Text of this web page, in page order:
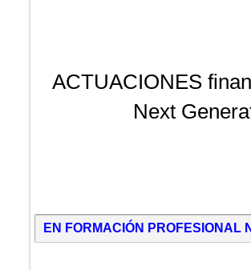
ACTUACIONES
Next
EN FORMACIÓN PROFESIONAL